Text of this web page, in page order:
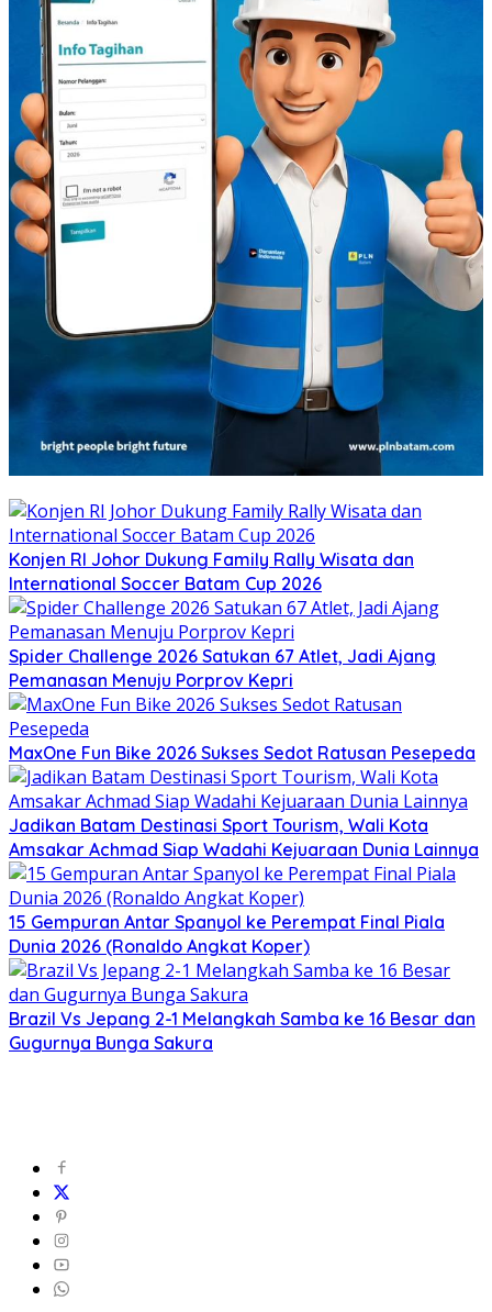
Konjen RI Johor Dukung Family Rally Wisata dan
International Soccer Batam Cup 2026
Spider Challenge 2026 Satukan 67 Atlet, Jadi Ajang
Pemanasan Menuju Porprov Kepri
MaxOne Fun Bike 2026 Sukses Sedot Ratusan Pesepeda
Jadikan Batam Destinasi Sport Tourism, Wali Kota
Amsakar Achmad Siap Wadahi Kejuaraan Dunia Lainnya
15 Gempuran Antar Spanyol ke Perempat Final Piala
Dunia 2026 (Ronaldo Angkat Koper)
Brazil Vs Jepang 2-1 Melangkah Samba ke 16 Besar dan
Gugurnya Bunga Sakura